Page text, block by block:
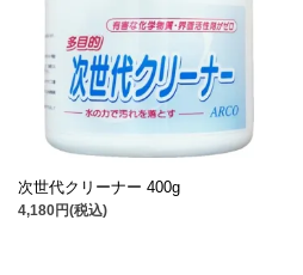
次世代クリーナー 400g
4,180円(税込)